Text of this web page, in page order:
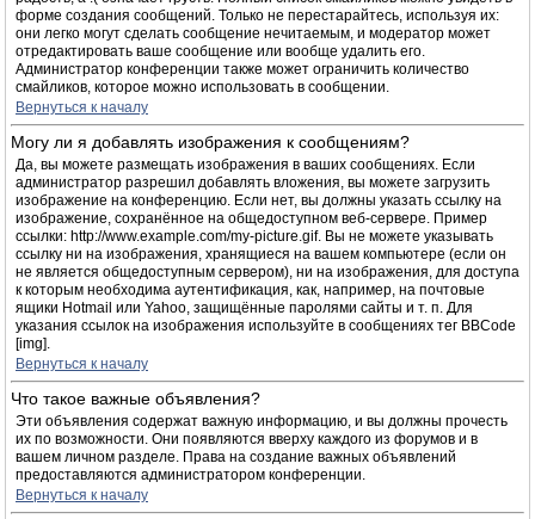
форме создания сообщений. Только не перестарайтесь, используя их:
они легко могут сделать сообщение нечитаемым, и модератор может
отредактировать ваше сообщение или вообще удалить его.
Администратор конференции также может ограничить количество
смайликов, которое можно использовать в сообщении.
Вернуться к началу
Могу ли я добавлять изображения к сообщениям?
Да, вы можете размещать изображения в ваших сообщениях. Если
администратор разрешил добавлять вложения, вы можете загрузить
изображение на конференцию. Если нет, вы должны указать ссылку на
изображение, сохранённое на общедоступном веб-сервере. Пример
ссылки: http://www.example.com/my-picture.gif. Вы не можете указывать
ссылку ни на изображения, хранящиеся на вашем компьютере (если он
не является общедоступным сервером), ни на изображения, для доступа
к которым необходима аутентификация, как, например, на почтовые
ящики Hotmail или Yahoo, защищённые паролями сайты и т. п. Для
указания ссылок на изображения используйте в сообщениях тег BBCode
[img].
Вернуться к началу
Что такое важные объявления?
Эти объявления содержат важную информацию, и вы должны прочесть
их по возможности. Они появляются вверху каждого из форумов и в
вашем личном разделе. Права на создание важных объявлений
предоставляются администратором конференции.
Вернуться к началу